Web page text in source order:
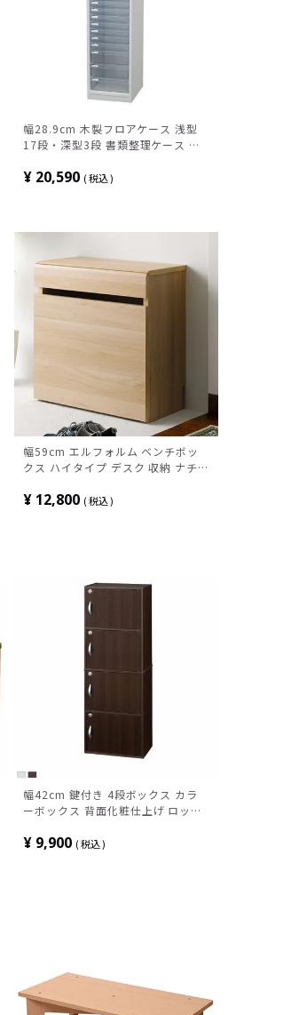
幅28.9cm 木製フロアケース 浅型
17段・深型3段 書類整理ケース オ
¥ 20,590 税込
幅59cm エルフォルム ベンチボッ
クス ハイタイプ デスク 収納 ナチ
¥ 12,800 税込
幅42cm 鍵付き 4段ボックス カラ
ーボックス 背面化粧仕上げ ロッカ
き 取っ手付き ブラウン ホワイト
¥ 9,900 税込